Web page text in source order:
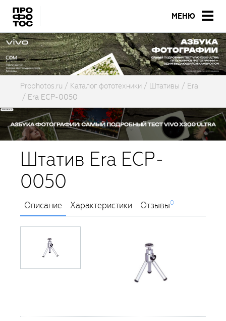
МЕНЮ
Prophotos.ru Каталог фототехники Штативы
Era
Era ECP-0050
Штатив Era ECP-
0050
Описание Характеристики Отзывы0